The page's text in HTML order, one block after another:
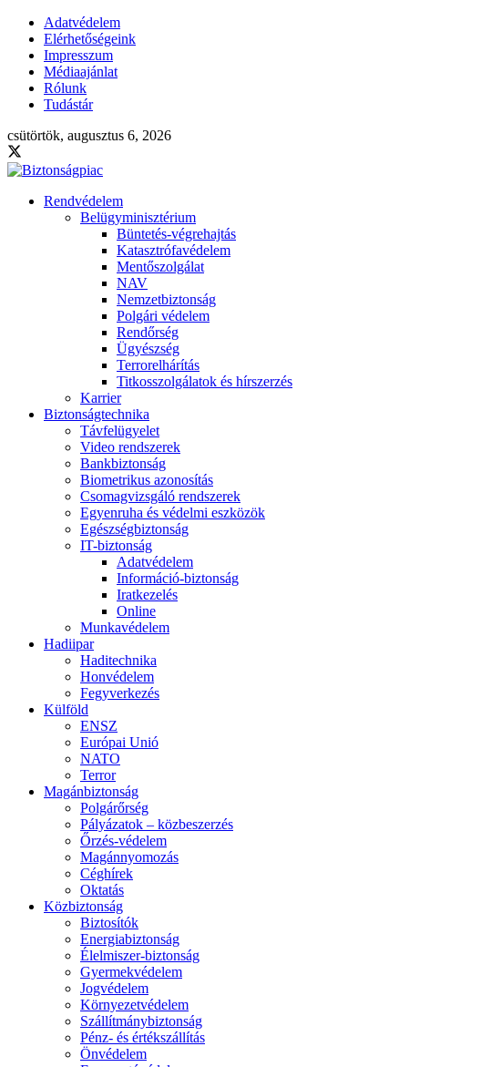
Adatvédelem
Elérhetőségeink
Impresszum
Médiaajánlat
Rólunk
Tudástár
csütörtök, augusztus 6, 2026
Rendvédelem
Belügyminisztérium
Büntetés-végrehajtás
Katasztrófavédelem
Mentőszolgálat
NAV
Nemzetbiztonság
Polgári védelem
Rendőrség
Ügyészség
Terrorelhárítás
Titkosszolgálatok és hírszerzés
Karrier
Biztonságtechnika
Távfelügyelet
Video rendszerek
Bankbiztonság
Biometrikus azonosítás
Csomagvizsgáló rendszerek
Egyenruha és védelmi eszközök
Egészségbiztonság
IT-biztonság
Adatvédelem
Információ-biztonság
Iratkezelés
Online
Munkavédelem
Hadiipar
Haditechnika
Honvédelem
Fegyverkezés
Külföld
ENSZ
Európai Unió
NATO
Terror
Magánbiztonság
Polgárőrség
Pályázatok – közbeszerzés
Őrzés-védelem
Magánnyomozás
Céghírek
Oktatás
Közbiztonság
Biztosítók
Energiabiztonság
Élelmiszer-biztonság
Gyermekvédelem
Jogvédelem
Környezetvédelem
Szállítmánybiztonság
Pénz- és értékszállítás
Önvédelem